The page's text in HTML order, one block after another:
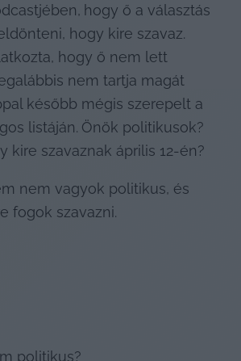
hogy ő a választás
hogy kire szavaz.
hogy ő nem lett
nem tartja magát
később mégis szerepelt a
listáján. Önök politikusok?
kire szavaznak április 12-én?
nem vagyok politikus, és
fogok szavazni.
politikus?